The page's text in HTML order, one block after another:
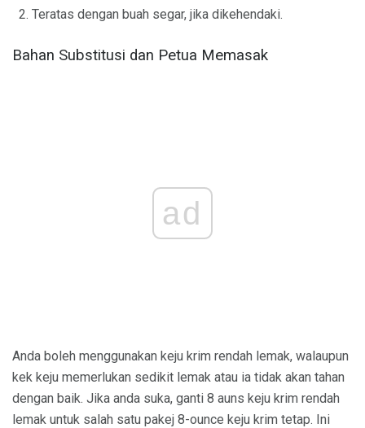
Teratas dengan buah segar, jika dikehendaki.
Bahan Substitusi dan Petua Memasak
ad
Anda boleh menggunakan keju krim rendah lemak, walaupun
kek keju memerlukan sedikit lemak atau ia tidak akan tahan
dengan baik. Jika anda suka, ganti 8 auns keju krim rendah
lemak untuk salah satu pakej 8-ounce keju krim tetap. Ini